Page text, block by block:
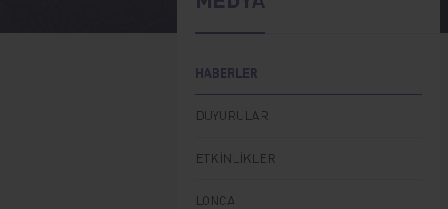
HABERLER
DUYURULAR
ETKİNLİKLER
LONCA